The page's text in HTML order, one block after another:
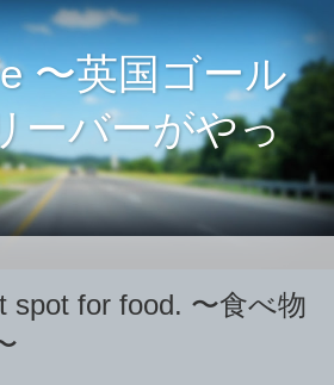
〜英国ゴール
ーバーがやっ
spot for food. 〜食べ物